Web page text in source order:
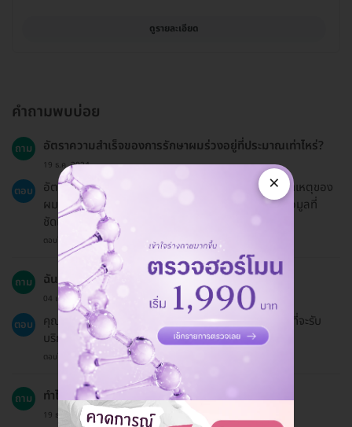
ดูรายละเอียด
คำถามพบบ่อย
ถาม อัตราความสำเร็จของการรักษาผมร่วงอยู่ที่ประมาณเท่าไหร่?
19 ธ.ค. 2024
ตอบ
อัตราความสำเร็จจะขึ้นอยู่กับปัจจัยหลายอย่าง รวมถึงสาเหตุของ
ผมร่วงและการตอบสนองต่อการรักษา ซึ่งแพทย์จะให้ข้อมูลที่
ชัดเจนมากขึ้นหลังจากการประเมิน
ตอบโดยทีมงาน HD
ถาม ฉันสามารถจองแพ็กเกจให้คนอื่นได้ไหม?
04 เม.ย. 2024
ตอบ
คุณสามารถจองแพ็กเกจให้คนอื่นได้ โดยเพียงแจ้งชื่อผู้ที่จะรับ
บริการให้แอดมินทราบ
ตอบโดยทีมงาน HD
ถาม ทำไมฉันควรเลือกทำการรักษาผมร่วง?
19 ธ.ค. 2024
×